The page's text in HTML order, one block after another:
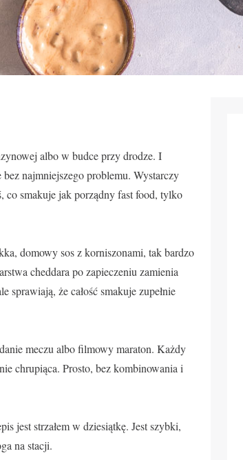
albo w budce przy drodze. I
najmniejszego problemu. Wystarczy
co smakuje jak porządny fast food, tylko
domowy sos z korniszonami, tak bardzo
cheddara po zapieczeniu zamienia
sprawiają, że całość smakuje zupełnie
meczu albo filmowy maraton. Każdy
chrupiąca. Prosto, bez kombinowania i
jest strzałem w dziesiątkę. Jest szybki,
na stacji.